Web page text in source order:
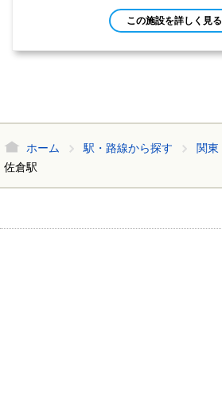
この施設を詳しく見る
ホーム 駅・路線から探す 関東
佐倉駅